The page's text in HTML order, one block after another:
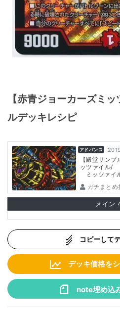
【赤青ジョーカーズミ
ルデッキレシピ
アドバンス
【殿堂サン
ッツァイル/
ミッツァイ
ガチまとめ
メイン
コピーして
デッキ価格を
note埋め込